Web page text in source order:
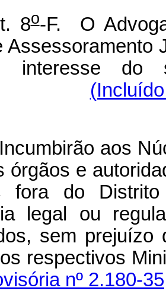
8o-F. O
Assessoramento
interesse do
aos
órgãos e
fora do
legal ou
sem prejuízo
dos
nº 2.180-